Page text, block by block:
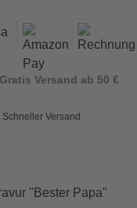
Gratis Versand ab 50 €
Versand
"Bester Papa"